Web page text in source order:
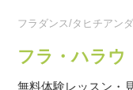
フラダンス/タヒチアン
フラ・ハラウ
無料体験レッスン・